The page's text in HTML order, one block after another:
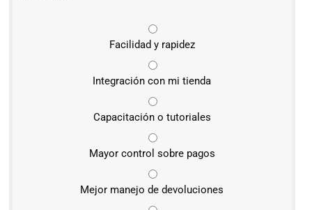
Facilidad y rapidez
Integración con mi tienda
Capacitación o tutoriales
Mayor control sobre pagos
Mejor manejo de devoluciones